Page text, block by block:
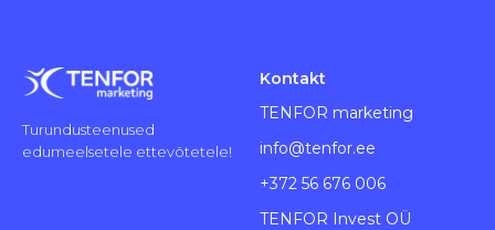
Turundusteenused
edumeelsetele ettevõtetele!
Kontakt
TENFOR marketing
info@tenfor.ee
+372 56 676 006
TENFOR Invest OÜ